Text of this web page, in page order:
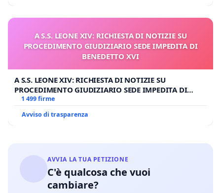
A S.S. LEONE XIV: RICHIESTA DI NOTIZIE SU
PROCEDIMENTO GIUDIZIARIO SEDE IMPEDITA DI
BENEDETTO XVI
A S.S. LEONE XIV: RICHIESTA DI NOTIZIE SU
PROCEDIMENTO GIUDIZIARIO SEDE IMPEDITA DI
BENEDETTO XVI
1 499 firme
Avviso di trasparenza
AVVIA LA TUA PETIZIONE
C'è qualcosa che vuoi
cambiare?